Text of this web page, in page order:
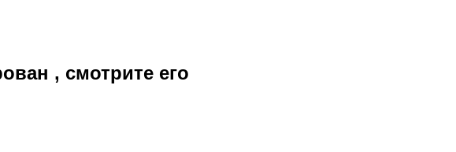
, смотрите его